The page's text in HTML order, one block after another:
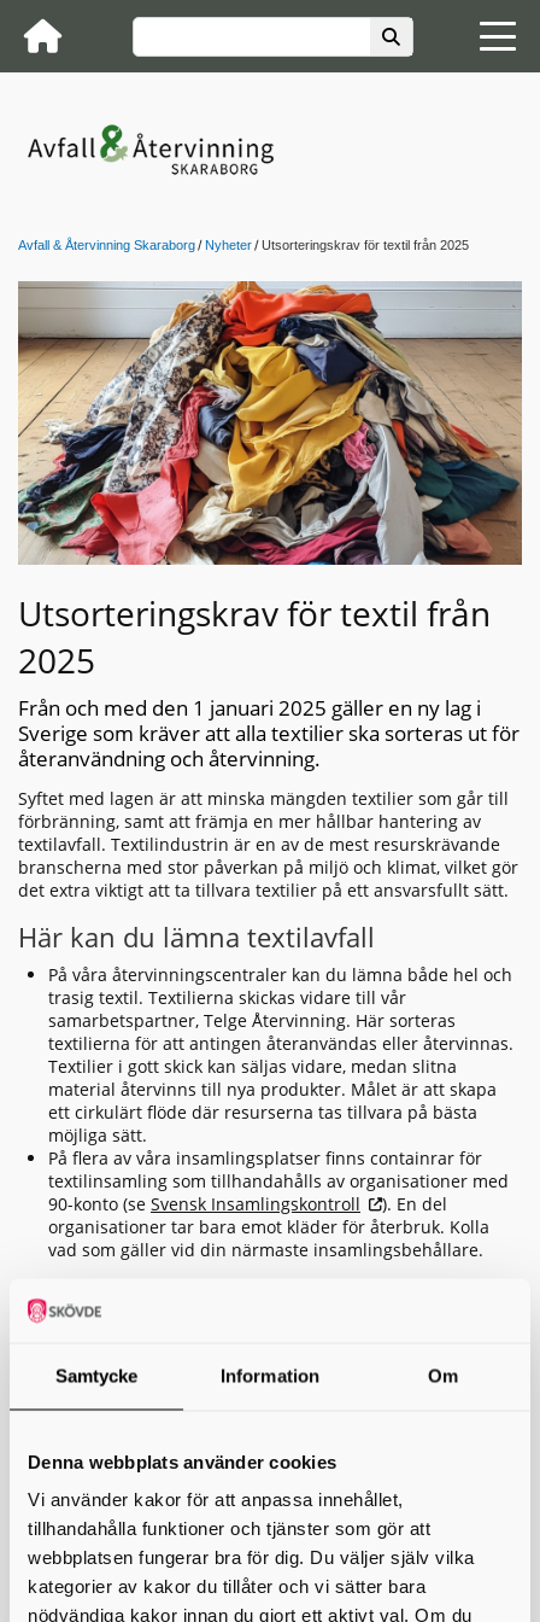
Samtycke Information Om
Denna webbplats använder cookies
Vi använder kakor för att anpassa innehållet,
tillhandahålla funktioner och tjänster som gör att
webbplatsen fungerar bra för dig. Du väljer själv vilka
kategorier av kakor du tillåter och vi sätter bara
nödvändiga kakor innan du gjort ett aktivt val. Om du
Avfall & Återvinning Skaraborg Nyheter Utsorteringskrav för textil från 2025
Utsorteringskrav för textil från
2025
Från och med den 1 januari 2025 gäller en ny lag i
Sverige som kräver att alla textilier ska sorteras ut för
återanvändning och återvinning.
Syftet med lagen är att minska mängden textilier som går till
förbränning, samt att främja en mer hållbar hantering av
textilavfall. Textilindustrin är en av de mest resurskrävande
branscherna med stor påverkan på miljö och klimat, vilket gör
det extra viktigt att ta tillvara textilier på ett ansvarsfullt sätt.
Här kan du lämna textilavfall
På våra återvinningscentraler kan du lämna både hel och
trasig textil. Textilierna skickas vidare till vår
samarbetspartner, Telge Återvinning. Här sorteras
textilierna för att antingen återanvändas eller återvinnas.
Textilier i gott skick kan säljas vidare, medan slitna
material återvinns till nya produkter. Målet är att skapa
ett cirkulärt flöde där resurserna tas tillvara på bästa
möjliga sätt.
På flera av våra insamlingsplatser finns containrar för
textilinsamling som tillhandahålls av organisationer med
90-konto (se Svensk Insamlingskontroll
). En del
organisationer tar bara emot kläder för återbruk. Kolla
vad som gäller vid din närmaste insamlingsbehållare.
Fukt riskerar att förstöra textilen i behållaren, så lämna bara
Vad räknas som textilavfall?
canvasskor, underkläder, träningskläder och strumpor.
Hemtextil: Sängkläder, handdukar, dukar, gardiner, filtar
och mattor.
Väskor av textil: Handväskor, textilkassar, sminkväskor och
fodral.